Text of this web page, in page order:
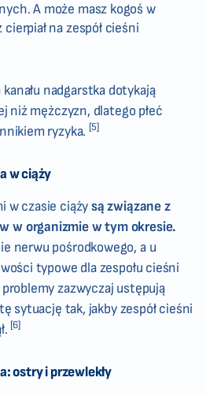
A może masz kogoś w
na zespół cieśni
nadgarstka dotykają
niż mężczyzn, dlatego płeć
ryzyka. [5]
w ciąży
w czasie ciążysą związane z
w organizmie w tym okresie.
nerwu pośrodkowego, a u
typowe dla zespołu cieśni
zazwyczaj ustępują
sytuację tak, jakby zespół cieśni
[6]
ostry i przewlekły